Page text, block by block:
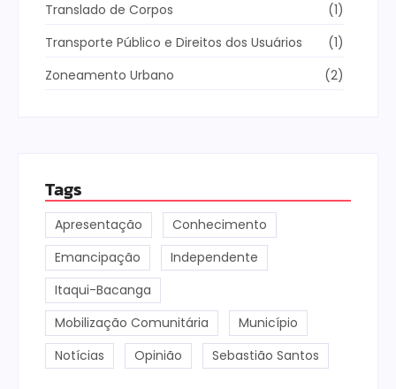
Translado de Corpos
(1)
Transporte Público e Direitos dos Usuários
(1)
Zoneamento Urbano
(2)
Tags
Apresentação
Conhecimento
Emancipação
Independente
Itaqui-Bacanga
Mobilização Comunitária
Município
Notícias
Opinião Sebastião Santos